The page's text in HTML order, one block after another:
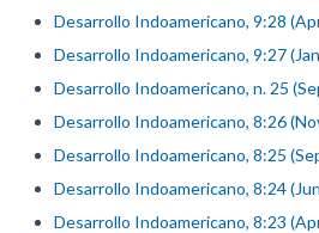
Desarrollo Indoamericano, 9:28
Desarrollo Indoamericano, 9:27
Desarrollo Indoamericano, n. 25
Desarrollo Indoamericano, 8:26
Desarrollo Indoamericano, 8:25
Desarrollo Indoamericano, 8:24
Desarrollo Indoamericano, 8:23